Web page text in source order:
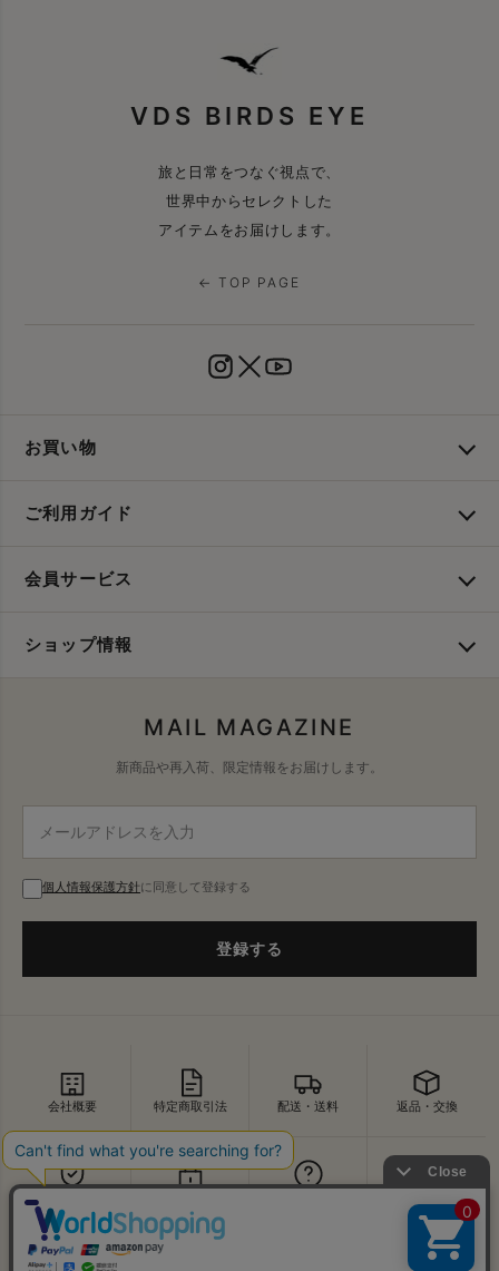
VDS BIRDS EYE
旅と日常をつなぐ視点で、
世界中からセレクトした
アイテムをお届けします。
← TOP PAGE
お買い物
ご利用ガイド
会員サービス
ショップ情報
MAIL MAGAZINE
新商品や再入荷、限定情報をお届けします。
個人情報保護方針に同意して登録する
登録する
会社概要 特定商取引法 配送・送料 返品・交換
セキュリティ お問い合わせ